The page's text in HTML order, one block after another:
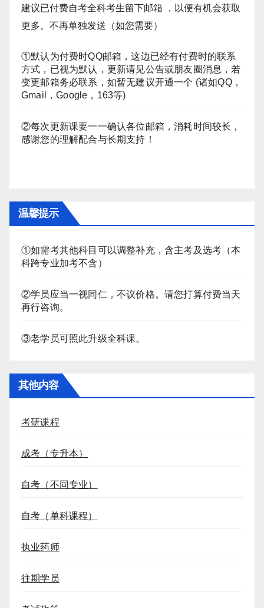
建议已付费自考全科考生留下邮箱 ，以便有机会获取
更多。不再单独发送（如您需要）
①默认为付费时QQ邮箱，这边已经有付费时的联系
方式，已视为默认，更新请见公告或朋友圈消息，若
变更邮箱务必联系，如暂无建议开通一个 (诸如QQ，
Gmail，Google，163等)
②每次更新课要一一确认各位邮箱，消耗时间较长，
感谢您的理解配合与长期支持！
温馨提示
①如需考其他科目可以调整补充，含主考及选考（本
科跨专业加考不含）
②学员应当一视同仁，不议价格。请您打算付费当天
再行咨询。
③老学员可照此升级全科课。
其他内容
考研课程
成考（专升本）
自考（不同专业）
自考（单科课程）
执业药师
往期学员